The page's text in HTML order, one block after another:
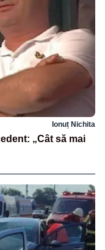
Ionuț Nichita
„Cât să mai